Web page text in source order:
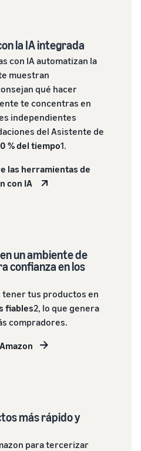
la IA integrada
con IA automatizan la
muestran
qué hacer
te concentras en
independientes
del Asistente de
% del tiempo1.
las herramientas de
con IA
un ambiente de
confianza en los
tener tus productos en
fiables2, lo que genera
compradores.
más rápido y
para tercerizar